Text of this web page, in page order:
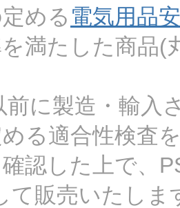
める 電気用品
満たした商品(
に製造・輸入
る適合性検査
認した上で、
て販売いたしま